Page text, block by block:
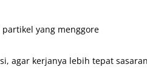
yang menggore
agar kerjanya lebih tepat